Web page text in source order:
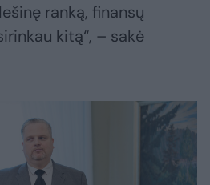
ranką, finansų
kitą“, – sakė